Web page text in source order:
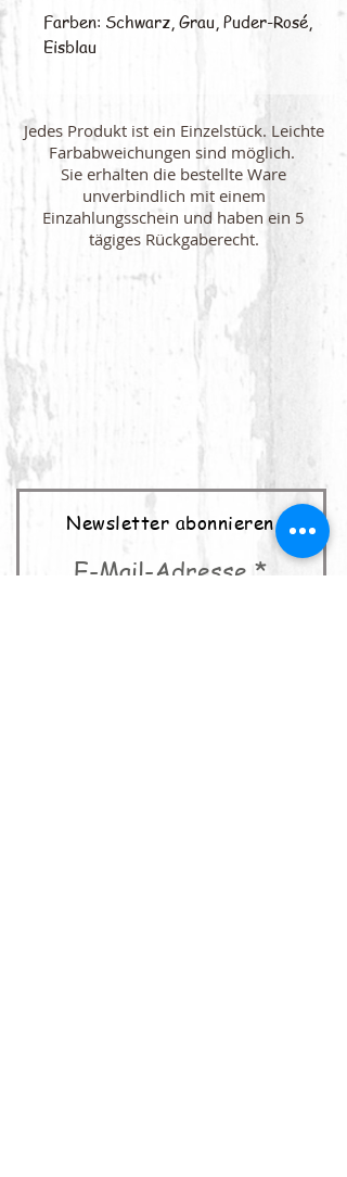
Farben: Schwarz, Grau, Puder-Rosé,
Eisblau
Jedes Produkt ist ein Einzelstück. Leichte
Farbabweichungen sind möglich.
Sie erhalten die bestellte Ware
unverbindlich mit einem
Einzahlungsschein und haben ein 5
tägiges Rückgaberecht.
Newsletter abonnieren
E-Mail-Adresse